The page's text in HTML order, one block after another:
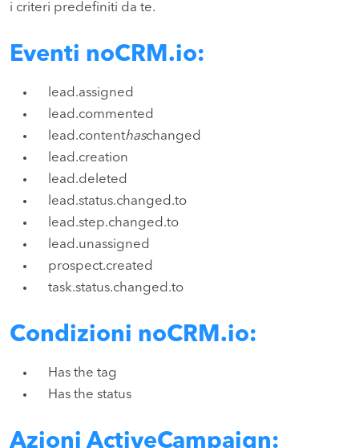
i criteri predefiniti da te.
Eventi noCRM.io:
lead.assigned
lead.commented
lead.contenthaschanged
lead.creation
lead.deleted
lead.status.changed.to
lead.step.changed.to
lead.unassigned
prospect.created
task.status.changed.to
Condizioni noCRM.io:
Has the tag
Has the status
Azioni ActiveCampaign: